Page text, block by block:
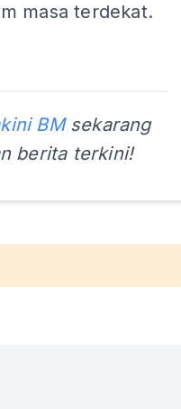
masa terdekat.
BMsekarang
berita terkini!